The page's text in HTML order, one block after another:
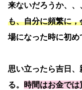
来ないだろうか、、
も、自分に頻繁に
場になった時に初め
思い立ったら吉日
る。
時間はお金では